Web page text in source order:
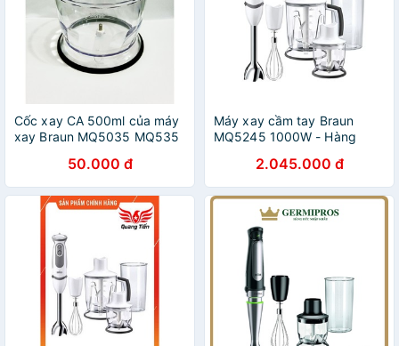
Cốc xay CA 500ml của máy
xay Braun MQ5035 MQ535
50.000 đ
Máy xay cầm tay Braun
MQ5245 1000W - Hàng
2.045.000 đ